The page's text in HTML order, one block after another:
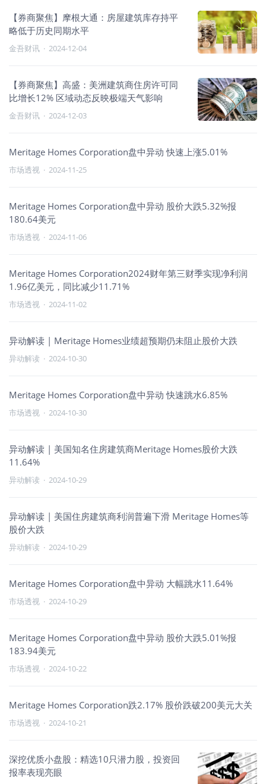
【券商聚焦】摩根大通：房屋建筑库存持平
略低于历史同期水平
金吾财讯 · 2024-12-04
【券商聚焦】高盛：美洲建筑商住房许可同
比增长12% 区域动态反映极端天气影响
金吾财讯 · 2024-12-03
Meritage Homes Corporation盘中异动 快速上涨5.01%
市场透视 · 2024-11-25
Meritage Homes Corporation盘中异动 股价大跌5.32%报
180.64美元
市场透视 · 2024-11-06
Meritage Homes Corporation2024财年第三财季实现净利润
1.96亿美元，同比减少11.71%
市场透视 · 2024-11-02
异动解读 | Meritage Homes业绩超预期仍未阻止股价大跌
异动解读 · 2024-10-30
Meritage Homes Corporation盘中异动 快速跳水6.85%
市场透视 · 2024-10-30
异动解读 | 美国知名住房建筑商Meritage Homes股价大跌
11.64%
异动解读 · 2024-10-29
异动解读 | 美国住房建筑商利润普遍下滑 Meritage Homes等
股价大跌
异动解读 · 2024-10-29
Meritage Homes Corporation盘中异动 大幅跳水11.64%
市场透视 · 2024-10-29
Meritage Homes Corporation盘中异动 股价大跌5.01%报
183.94美元
市场透视 · 2024-10-22
Meritage Homes Corporation跌2.17% 股价跌破200美元大关
市场透视 · 2024-10-21
深挖优质小盘股：精选10只潜力股，投资回
报率表现亮眼